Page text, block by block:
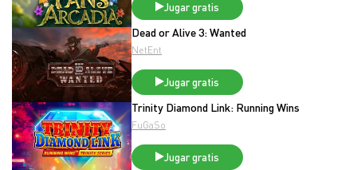
Jugar gratis
Dead or Alive 3: Wanted
NetEnt
Jugar gratis
Trinity Diamond Link: Running Wins
FuGaSo
Jugar gratis